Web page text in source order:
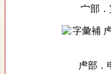
宀部
虍部．